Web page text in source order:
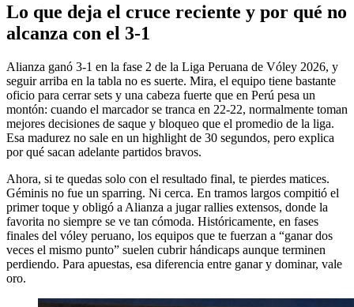
Lo que deja el cruce reciente y por qué no
alcanza con el 3-1
Alianza ganó 3-1 en la fase 2 de la Liga Peruana de Vóley 2026, y
seguir arriba en la tabla no es suerte. Mira, el equipo tiene bastante
oficio para cerrar sets y una cabeza fuerte que en Perú pesa un
montón: cuando el marcador se tranca en 22-22, normalmente toman
mejores decisiones de saque y bloqueo que el promedio de la liga.
Esa madurez no sale en un highlight de 30 segundos, pero explica
por qué sacan adelante partidos bravos.
Ahora, si te quedas solo con el resultado final, te pierdes matices.
Géminis no fue un sparring. Ni cerca. En tramos largos compitió el
primer toque y obligó a Alianza a jugar rallies extensos, donde la
favorita no siempre se ve tan cómoda. Históricamente, en fases
finales del vóley peruano, los equipos que te fuerzan a “ganar dos
veces el mismo punto” suelen cubrir hándicaps aunque terminen
perdiendo. Para apuestas, esa diferencia entre ganar y dominar, vale
oro.